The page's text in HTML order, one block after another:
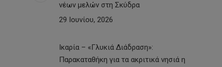
νέων μελών στη Σκύδρα
29 Ιουνίου, 2026
Ικαρία – «Γλυκιά Διάδραση»:
Παρακαταθήκη για τα ακριτικά νησιά η